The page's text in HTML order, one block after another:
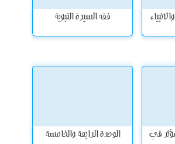
فقه السيرة النبوية
في
الوحدة الرابعة والخامسة